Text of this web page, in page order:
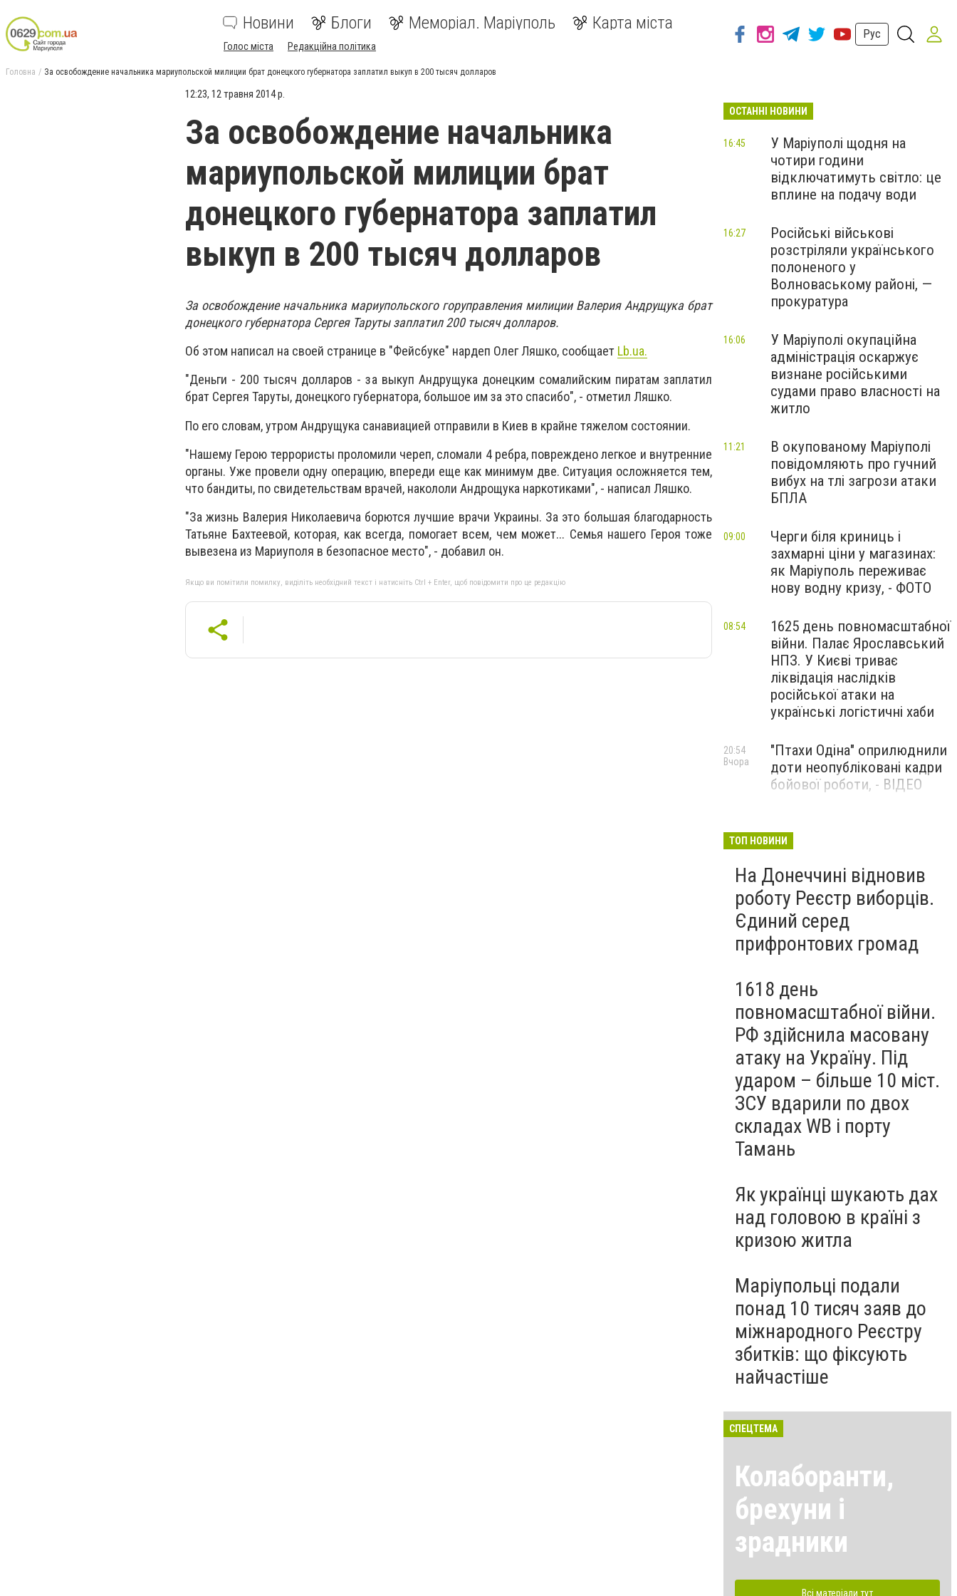
Новини Блоги Меморіал. Маріуполь Карта міста
Голос міста Редакційна політика
Рус
Головна За освобождение начальника мариупольской милиции брат донецкого губернатора заплатил выкуп в 200 тысяч долларов
12:23, 12 травня 2014 р.
За освобождение начальника
мариупольской милиции брат
донецкого губернатора заплатил
выкуп в 200 тысяч долларов
За освобождение начальника мариупольского горуправления милиции Валерия Андрущукабрат
донецкого губернатора Сергея Таруты заплатил 200 тысяч долларов.
Об этом написал на своей странице в "Фейсбуке" нардеп Олег Ляшко, сообщает Lb.ua.
"Деньги - 200 тысяч долларов - за выкуп Андрущука донецким сомалийским пиратам заплатил
брат Сергея Таруты, донецкого губернатора, большое им за это спасибо", - отметил Ляшко.
По его словам, утром Андрущука санавиацией отправили в Киев в крайне тяжелом состоянии.
"Нашему Герою террористы проломили череп, сломали 4 ребра, повреждено легкое и внутренние
органы. Уже провели одну операцию, впереди еще как минимум две. Ситуация осложняется тем,
что бандиты, по свидетельствам врачей, накололи Андрощука наркотиками", - написал Ляшко.
"За жизнь Валерия Николаевича борются лучшие врачи Украины. За это большая благодарность
Татьяне Бахтеевой, которая, как всегда, помогает всем, чем может... Семья нашего Героя тоже
вывезена из Мариуполя в безопасное место", - добавил он.
Якщо ви помітили помилку, виділіть необхідний текст і натисніть Ctrl + Enter, щоб повідомити про це редакцію
ОСТАННІ НОВИНИ
У Маріуполі щодня на
чотири години
відключатимуть світло: це
вплине на подачу води
16:45
Російські військові
розстріляли українського
полоненого у
Волноваському районі, —
прокуратура
16:27
У Маріуполі окупаційна
адміністрація оскаржує
визнане російськими
судами право власності на
житло
16:06
В окупованому Маріуполі
повідомляють про гучний
вибух на тлі загрози атаки
БПЛА
11:21
Черги біля криниць і
захмарні ціни у магазинах:
як Маріуполь переживає
нову водну кризу, - ФОТО
09:00
1625 день повномасштабної
війни. Палає Ярославський
НПЗ. У Києві триває
ліквідація наслідків
російської атаки на
українські логістичні хаби
08:54
"Птахи Одіна" оприлюднили
доти неопубліковані кадри
бойової роботи, - ВІДЕО
20:54
Вчора
Бєдняков зіграє тата
новому українському
фільмі, - ФОТО
Вчора
ТОП НОВИНИ
На Донеччині відновив
роботу Реєстр виборців.
Єдиний серед
прифронтових громад
1618 день
повномасштабної війни.
РФ здійснила масовану
атаку на Україну. Під
ударом – більше 10 міст.
ЗСУ вдарили по двох
складах WB і порту
Тамань
Як українці шукають дах
над головою в країні з
кризою житла
Маріупольці подали
понад 10 тисяч заяв до
міжнародного Реєстру
збитків: що фіксують
найчастіше
СПЕЦТЕМА
Колаборанти,
брехуни і
зрадники
Всі матеріали тут